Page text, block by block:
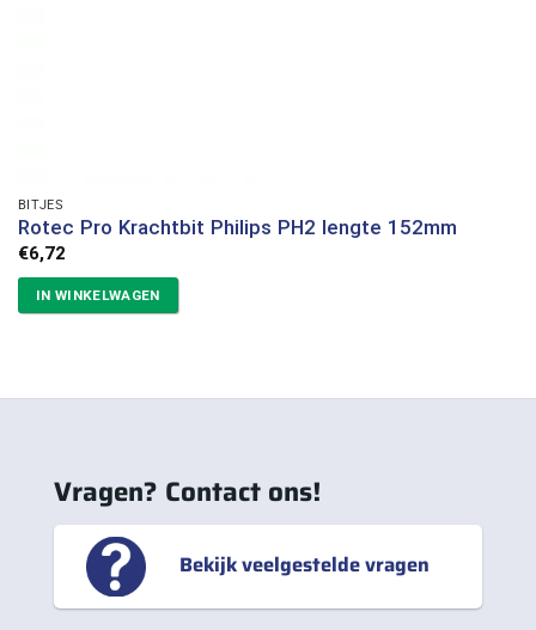
BITJES
Rotec Pro Krachtbit Philips PH2 lengte 152mm
€6,72
IN WINKELWAGEN
Vragen? Contact ons!
Bekijk veelgestelde vragen